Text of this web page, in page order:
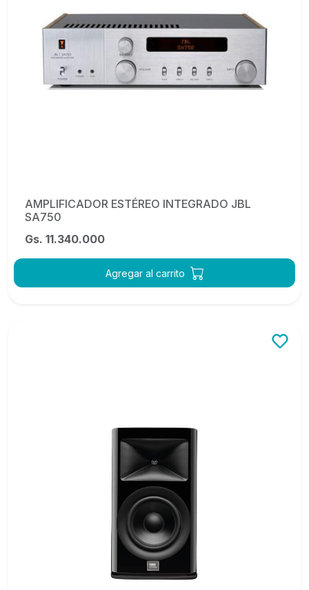
AMPLIFICADOR ESTÉREO INTEGRADO JBL
SA750
Gs. 11.340.000
Agregar al carrito